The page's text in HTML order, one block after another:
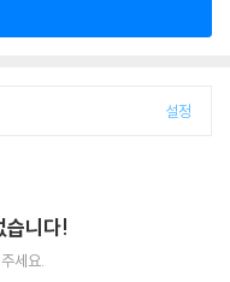
설정
습니다!
세요.